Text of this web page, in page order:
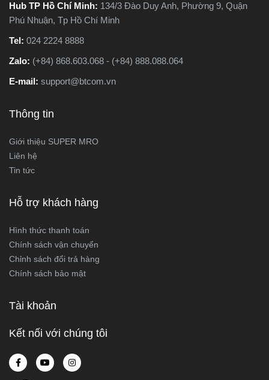
Hub TP Hồ Chí Minh: 134/3 Đào Duy Anh, Phường 9, Quận
Phú Nhuận, Tp Hồ Chí Minh
Tel: 024 2224 8888
Zalo: (+84) 868.603.068 - (+84) 888.088.064
E-mail: support@btcom.vn
Thông tin
Giới thiệu SUPER MRO
Liên hệ
Tin tức
Hỗ trợ khách hàng
Hình thức thanh toán
Chính sách vận chuyển
Chỉnh sách đổi trả hàng
Chính sách bảo mật
Tài khoản
Kết nối với chúng tôi